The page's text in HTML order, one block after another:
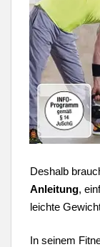
Deshalb
Anleitung,
leichte
In seinem